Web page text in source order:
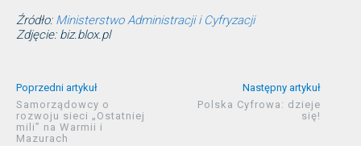
Źródło: Ministerstwo Administracji i Cyfryzacji
Zdjęcie: biz.blox.pl
Poprzedni artykuł
Samorządowcy o
rozwoju sieci „Ostatniej
mili” na Warmii i
Mazurach
Następny artykuł
Polska Cyfrowa: dzieje
się!